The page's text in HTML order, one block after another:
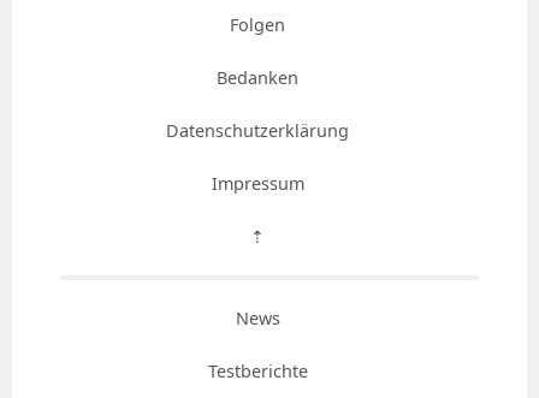
Folgen
Bedanken
Datenschutzerklärung
Impressum
⇡
News
Testberichte